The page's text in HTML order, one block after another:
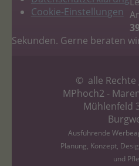
Cookie-Einstellungen
Sekunden. Gerne beraten
© alle Rechte
MPhoch2 -
Mühlenfeld
Ausführende
Planung, Konzept,
und